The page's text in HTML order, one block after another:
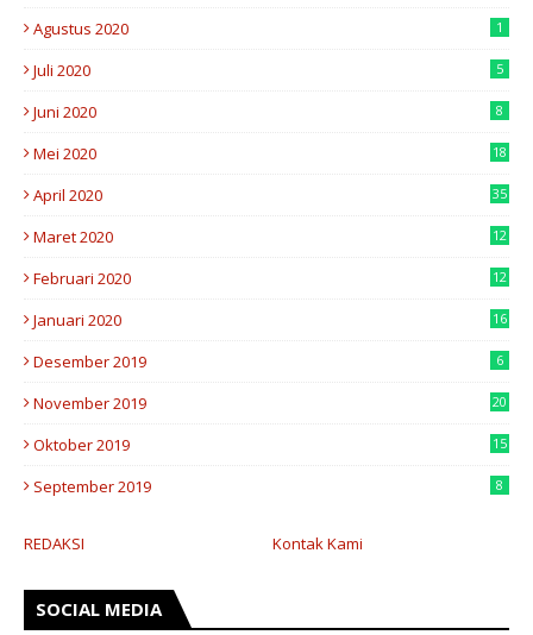
Agustus 2020 1
Juli 2020 5
Juni 2020 8
Mei 2020 18
April 2020 35
Maret 2020 12
Februari 2020 12
Januari 2020 16
Desember 2019 6
November 2019 20
Oktober 2019 15
September 2019 8
REDAKSI Kontak Kami
SOCIAL MEDIA